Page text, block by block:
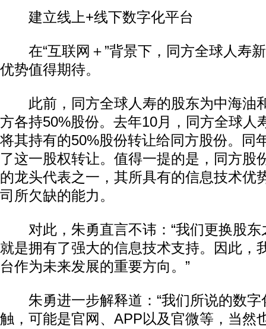
建立线上+线下数字化平台
在“互联网＋”背景下，同方全球人寿
优势值得期待。
此前，同方全球人寿的股东为中海油
方各持50%股份。去年10月，同方全球人
将其持有的50%股份转让给同方股份。同
了这一股权转让。值得一提的是，同方股
的龙头代表之一，其所具有的信息技术优
司所欠缺的能力。
对此，朱勇直言不讳：“我们更换股东
就是拥有了强大的信息技术支持。因此，
台作为未来发展的重要方向。”
朱勇进一步解释道：“我们所说的数字
触，可能是官网、APP以及官微等，当然
动物系恋人啊 | 钟欣潼体验爱情哲学